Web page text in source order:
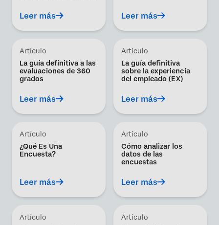
Leer más Leer más
Artículo
La guía definitiva a las
evaluaciones de 360
grados
Leer más
Artículo
La guía definitiva
sobre la experiencia
del empleado (EX)
Leer más
Artículo
¿Qué Es Una
Encuesta?
Leer más
Artículo
Cómo analizar los
datos de las
encuestas
Leer más
Artículo
Artículo